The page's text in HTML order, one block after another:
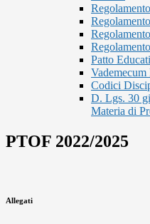
Patto
Codici
D. Lgs. 30
Materia di
PTOF 2022/2025
Allegati